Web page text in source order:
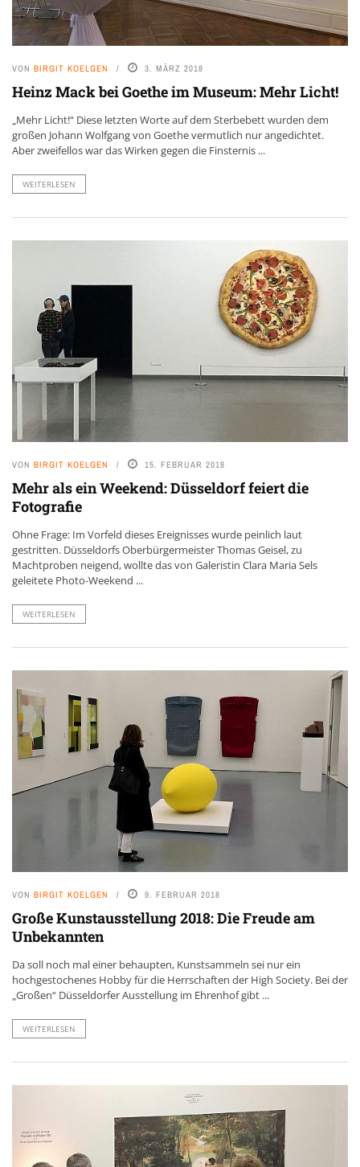
VON BIRGIT KOELGEN 3. MÄRZ 2018
Heinz Mack bei Goethe im Museum: Mehr Licht!
„Mehr Licht!“ Diese letzten Worte auf dem Sterbebett wurden dem
großen Johann Wolfgang von Goethe vermutlich nur angedichtet.
Aber zweifellos war das Wirken gegen die Finsternis ...
WEITERLESEN
VON BIRGIT KOELGEN 15. FEBRUAR 2018
Mehr als ein Weekend: Düsseldorf feiert die
Fotografie
Ohne Frage: Im Vorfeld dieses Ereignisses wurde peinlich laut
gestritten. Düsseldorfs Oberbürgermeister Thomas Geisel, zu
Machtproben neigend, wollte das von Galeristin Clara Maria Sels
geleitete Photo-Weekend ...
WEITERLESEN
VON BIRGIT KOELGEN 9. FEBRUAR 2018
Große Kunstausstellung 2018: Die Freude am
Unbekannten
Da soll noch mal einer behaupten, Kunstsammeln sei nur ein
hochgestochenes Hobby für die Herrschaften der High Society. Bei der
„Großen“ Düsseldorfer Ausstellung im Ehrenhof gibt ...
WEITERLESEN